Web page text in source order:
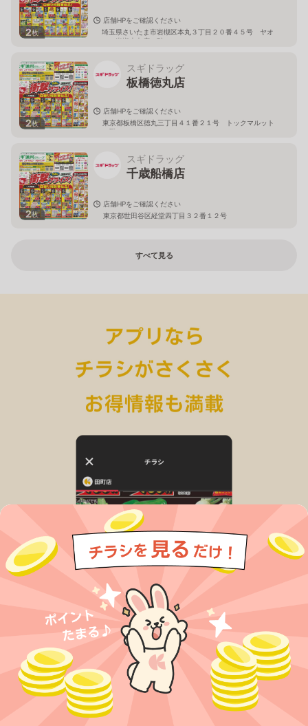
2枚
店舗HPをご確認ください
埼玉県さいたま市岩槻区本丸３丁目２０番４５号 ヤオ
コー岩槻本丸店２階
2枚
スギドラッグ
板橋徳丸店
店舗HPをご確認ください
東京都板橋区徳丸三丁目４１番２１号 トックマルット
１階
2枚
スギドラッグ
千歳船橋店
店舗HPをご確認ください
東京都世田谷区経堂四丁目３２番１２号
すべて見る